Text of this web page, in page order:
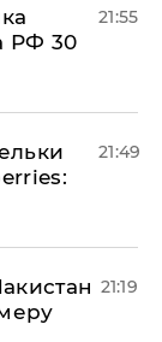
РФ 30
21:55
21:49
21:19